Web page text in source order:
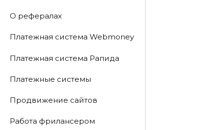
О рефералах
Платежная система Webmoney
Платежная система Рапида
Платежные системы
Продвижение сайтов
Работа фрилансером